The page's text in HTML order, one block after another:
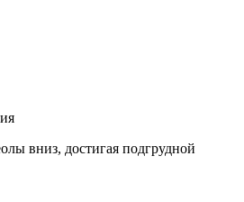
вниз, достигая подгрудной